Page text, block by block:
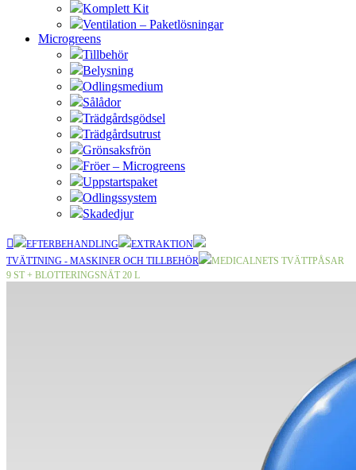
Komplett Kit
Ventilation – Paketlösningar
Microgreens
Tillbehör
Belysning
Odlingsmedium
Sålådor
Trädgårdsgödsel
Trädgårdsutrust
Grönsaksfrön
Fröer – Microgreens
Uppstartspaket
Odlingssystem
Skadedjur
EFTERBEHANDLING
EXTRAKTION
TVÄTTNING - MASKINER OCH TILLBEHÖR
MEDICALNETS TVÄTTPÅSAR
9 ST + BLOTTERINGSNÄT 20 L